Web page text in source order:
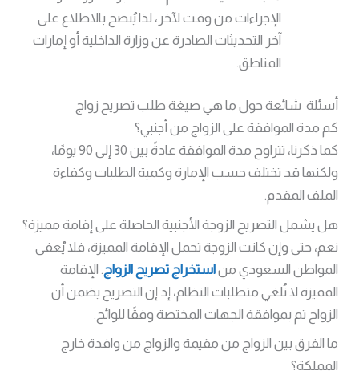
الإجراءات من وقت لآخر، لذا يُنصح بالاطلاع على
آخر التحديثات الصادرة عن وزارة الداخلية أو إمارات
المناطق.
أسئلة شائعة حول ما هي صيغة طلب تصريح زواج
كم مدة الموافقة على الزواج من أجنبي؟
كما ذكرنا، تتراوح مدة الموافقة عادةً بين 30 إلى 90 يومًا،
ولكنها قد تختلف حسب الإمارة وكمية الطلبات وكفاءة
الملف المقدم.
هل يشمل التصريح الزوجة الأجنبية الحاصلة على إقامة مميزة؟
نعم، حتى وإن كانت الزوجة تحمل الإقامة المميزة، فلا يُعفى
المواطن السعودي مناستخراج تصريح الزواج . الإقامة
المميزة لا تُلغي متطلبات النظام، إذ إن التصريح يضمن أن
الزواج تم بموافقة الجهات المختصة وفقًا للوائح.
ما الفرق بين الزواج من مقيمة والزواج من وافدة خارج
المملكة؟